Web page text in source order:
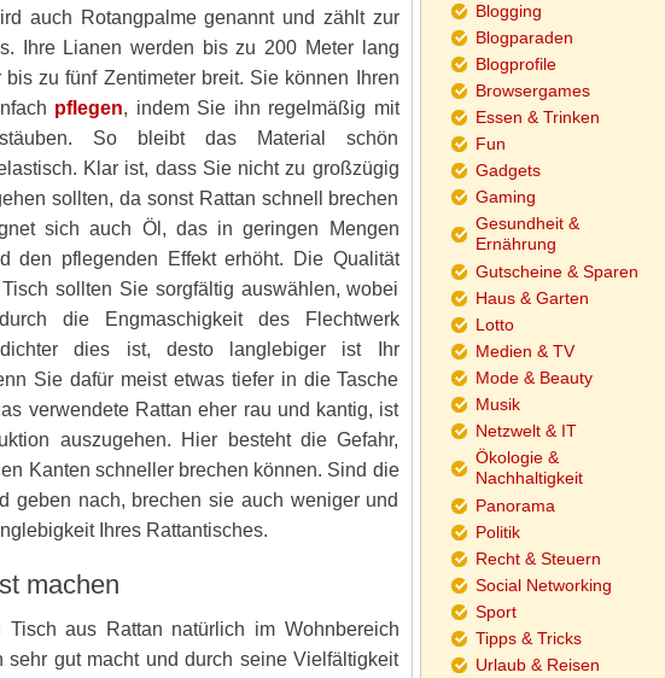
auch Rotangpalme genannt und zählt zur
Ihre Lianen werden bis zu 200 Meter lang
bis zu fünf Zentimeter breit. Sie können Ihren
pflegen, indem Sie ihn regelmäßig mit
So bleibt das Material schön
Klar ist, dass Sie nicht zu großzügig
sollten, da sonst Rattan schnell brechen
sich auch Öl, das in geringen Mengen
den pflegenden Effekt erhöht. Die Qualität
sollten Sie sorgfältig auswählen, wobei
die Engmaschigkeit des Flechtwerk
dies ist, desto langlebiger ist Ihr
Sie dafür meist etwas tiefer in die Tasche
verwendete Rattan eher rau und kantig, ist
auszugehen. Hier besteht die Gefahr,
Kanten schneller brechen können. Sind die
geben nach, brechen sie auch weniger und
Ihres Rattantisches.
machen
aus Rattan natürlich im Wohnbereich
sehr gut macht und durch seine Vielfältigkeit
Blogging
Blogparaden
Blogprofile
Browsergames
Essen & Trinken
Fun
Gadgets
Gaming
Gesundheit &
Ernährung
Gutscheine & Sparen
Haus & Garten
Lotto
Medien & TV
Mode & Beauty
Musik
Netzwelt & IT
Ökologie &
Nachhaltigkeit
Panorama
Politik
Recht & Steuern
Social Networking
Sport
Tipps & Tricks
Urlaub & Reisen